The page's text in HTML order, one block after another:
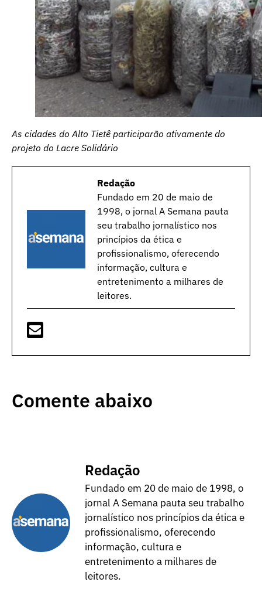
As cidades do Alto Tietê participarão ativamente do
projeto do Lacre Solidário
Redação
Fundado em 20 de maio de
1998, o jornal A Semana pauta
seu trabalho jornalístico nos
princípios da ética e
profissionalismo, oferecendo
informação, cultura e
entretenimento a milhares de
leitores.
Comente abaixo
Redação
Fundado em 20 de maio de 1998, o
jornal A Semana pauta seu trabalho
jornalístico nos princípios da ética e
profissionalismo, oferecendo
informação, cultura e
entretenimento a milhares de
leitores.